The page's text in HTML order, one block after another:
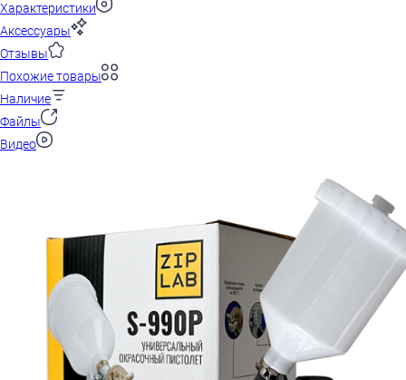
Характеристики
Аксессуары
Отзывы
Похожие товары
Наличие
Файлы
Видео